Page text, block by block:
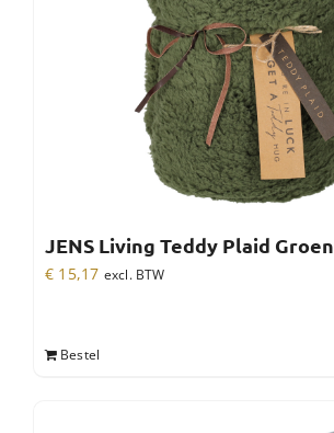
JENS Living Teddy Plaid Groen
€ 15,17 excl. BTW
Bestel